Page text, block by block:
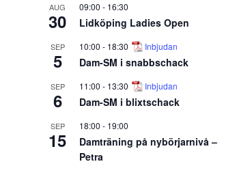
AUG
30
09:00 - 16:30
Lidköping Ladies Open
SEP
5
10:00 - 18:30 Inbjudan
Dam-SM i snabbschack
SEP
6
11:00 - 13:30 Inbjudan
Dam-SM i blixtschack
SEP
15
18:00 - 19:00
Damträning på nybörjarnivå –
Petra